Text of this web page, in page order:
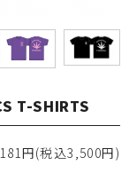
T-SHIRTS
円(税込3,500円)